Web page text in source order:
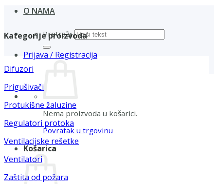
O NAMA
Pretraži:
Prijava / Registracija
Nema proizvoda u košarici.
Povratak u trgovinu
Košarica
Kategorije proizvoda
Difuzori
Prigušivači
Protukišne žaluzine
Regulatori protoka
Ventilacijske rešetke
Ventilatori
Zaštita od požara